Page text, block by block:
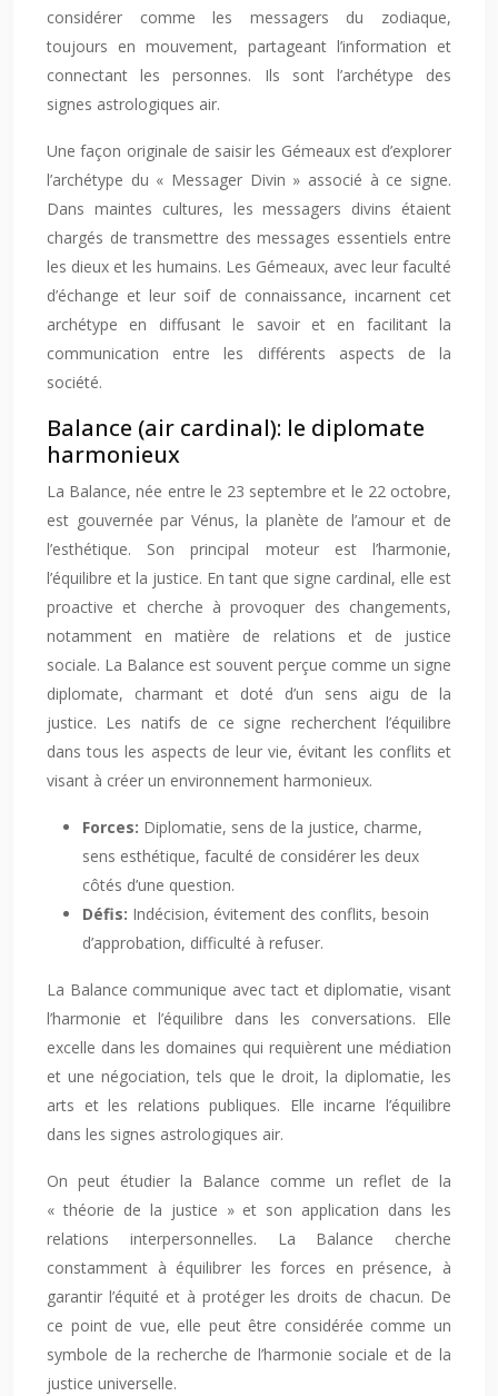
considérer comme les messagers du zodiaque,
toujours en mouvement, partageant l’information et
connectant les personnes. Ils sont l’archétype des
signes astrologiques air.
Une façon originale de saisir les Gémeaux est d’explorer
l’archétype du « Messager Divin » associé à ce signe.
Dans maintes cultures, les messagers divins étaient
chargés de transmettre des messages essentiels entre
les dieux et les humains. Les Gémeaux, avec leur faculté
d’échange et leur soif de connaissance, incarnent cet
archétype en diffusant le savoir et en facilitant la
communication entre les différents aspects de la
société.
Balance (air cardinal): le diplomate
harmonieux
La Balance, née entre le 23 septembre et le 22 octobre,
est gouvernée par Vénus, la planète de l’amour et de
l’esthétique. Son principal moteur est l’harmonie,
l’équilibre et la justice. En tant que signe cardinal, elle est
proactive et cherche à provoquer des changements,
notamment en matière de relations et de justice
sociale. La Balance est souvent perçue comme un signe
diplomate, charmant et doté d’un sens aigu de la
justice. Les natifs de ce signe recherchent l’équilibre
dans tous les aspects de leur vie, évitant les conflits et
visant à créer un environnement harmonieux.
Forces: Diplomatie, sens de la justice, charme,
sens esthétique, faculté de considérer les deux
côtés d’une question.
Défis: Indécision, évitement des conflits, besoin
d’approbation, difficulté à refuser.
La Balance communique avec tact et diplomatie, visant
l’harmonie et l’équilibre dans les conversations. Elle
excelle dans les domaines qui requièrent une médiation
et une négociation, tels que le droit, la diplomatie, les
arts et les relations publiques. Elle incarne l’équilibre
dans les signes astrologiques air.
On peut étudier la Balance comme un reflet de la
« théorie de la justice » et son application dans les
relations interpersonnelles. La Balance cherche
constamment à équilibrer les forces en présence, à
garantir l’équité et à protéger les droits de chacun. De
ce point de vue, elle peut être considérée comme un
symbole de la recherche de l’harmonie sociale et de la
justice universelle.